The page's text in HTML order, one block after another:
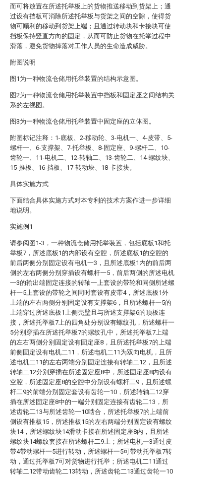
而可将放置在所述托举板上的货物推送移动到货架上；通
过设有挡板可消除所述托举板与货架之间的空隙，使得货
物可顺利的移动到货架上端；且通过转动块和卡接块可使
挡板保持竖直方向的固定，从而可防止货物在托举过程中
滑落，避免货物掉落对工作人员的生命造成威胁。
附图说明
图1为一种物流仓储用托举装置的结构示意图。
图2为一种物流仓储用托举装置中挡板和固定座之间结构关
系的左视图。
图3为一种物流仓储用托举装置中固定座的立体图。
附图标记注释：1-底板、2-移动轮、3-电机一、4-皮带、5-
螺杆一、6-支撑架、7-托举板、8-固定座、9-螺杆二、10-
齿轮一、11-电机二、12-转轴二、13-齿轮二、14-螺纹块、
15-推板、16-挡板、17-转动块、18-卡接块。
具体实施方式
下面结合具体实施方式对本专利的技术方案作进一步详细
地说明。
实施例1
请参阅图1-3，一种物流仓储用托举装置，包括底板1和托
举板7，所述底板1的内部设有空腔，所述底板1的空腔的
前后两侧分别固定设有电机一3，且所述底板1内的前后两
侧的左右两侧分别穿插设有螺杆一5，前后两侧的所述电机
一3的输出端固定连接的转轴一上套设的带轮和同侧所述螺
杆一5上套设的带轮之间同时套设有皮带4，所述底板1外
上端的左右两侧分别固定设有支撑架6，且所述螺杆一5的
上端穿过所述底板1上侧壳壁且与所述支撑架6的顶板连
接，所述托举板7上的四角处分别设有螺纹孔，所述螺杆一
5分别穿插在所述托举板7的螺纹孔中，所述托举板7上端
的左右两侧分别固定设有固定座8，且所述托举板7的上端
前侧固定设有电机二11，所述电机二11为双向电机，且所
述电机二11的左右两端分别固定连接有转轴二12，且所述
转轴二12分别穿插在所述固定座8中，所述固定座8内设有
空腔，所述固定座8的空腔中分别设有螺杆二9，且所述螺
杆二9的前端分别固定套设有齿轮一10，所述转轴二12穿
插在所述固定座8中的一端分别固定连接有齿轮二13，所
述齿轮二13与所述齿轮一10啮合，所述托举板7的上端前
侧设有推板15，所述推板15的左右两端分别固定设有螺纹
块14，所述螺纹块14滑动卡接在所述固定座8内，且所述
螺纹块14螺纹套接在所述螺杆二9上；所述电机一3通过皮
带4带动螺杆一5进行转动，所述螺杆一5可带动托举板7转
动，通过托举板7可对货物进行托举；所述电机二11通过
转轴二12带动齿轮二13转动，所述齿轮二13通过齿轮一10